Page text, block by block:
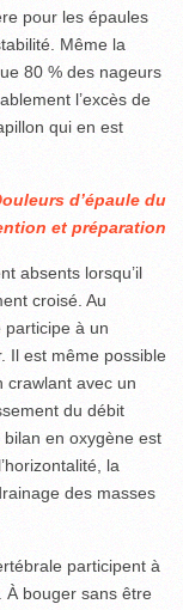
pour les épaules
Même la
80 % des nageurs
l’excès de
qui en est
d’épaule du
et préparation
absents lorsqu’il
croisé. Au
participe à un
Il est même possible
crawlant avec un
du débit
en oxygène est
la
des masses
participent à
À bouger sans être